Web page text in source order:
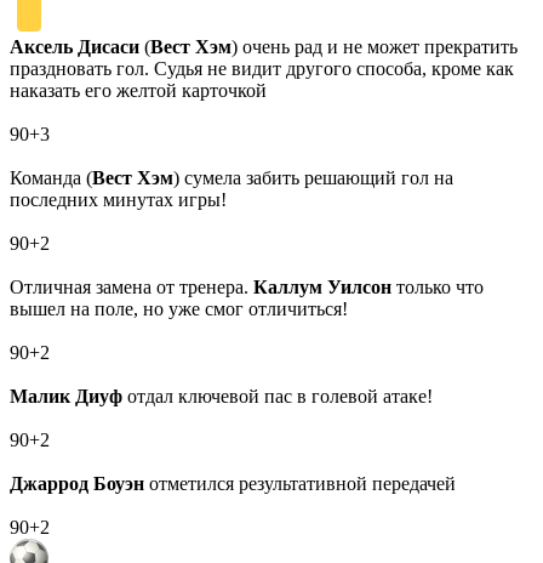
Аксель Дисаси (Вест Хэм) очень рад и не может прекратить
праздновать гол. Судья не видит другого способа, кроме как
наказать его желтой карточкой
90+3
Команда (Вест Хэм) сумела забить решающий гол на
последних минутах игры!
90+2
Отличная замена от тренера. Каллум Уилсон только что
вышел на поле, но уже смог отличиться!
90+2
Малик Диуф отдал ключевой пас в голевой атаке!
90+2
Джаррод Боуэн отметился результативной передачей
90+2